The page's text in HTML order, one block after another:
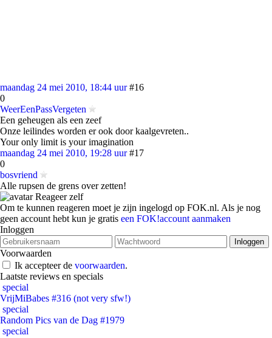
maandag 24 mei 2010, 18:44 uur #16
0
WeerEenPassVergeten
Een geheugen als een zeef
Onze leilindes worden er ook door kaalgevreten..
Your only limit is your imagination
maandag 24 mei 2010, 19:28 uur #17
0
bosvriend
Alle rupsen de grens over zetten!
Reageer zelf
Om te kunnen reageren moet je zijn ingelogd op FOK.nl. Als je nog
geen account hebt kun je gratis een FOK!account aanmaken
Inloggen
Voorwaarden
Ik accepteer de voorwaarden.
Laatste reviews en specials
special
VrijMiBabes #316 (not very sfw!)
special
Random Pics van de Dag #1979
special